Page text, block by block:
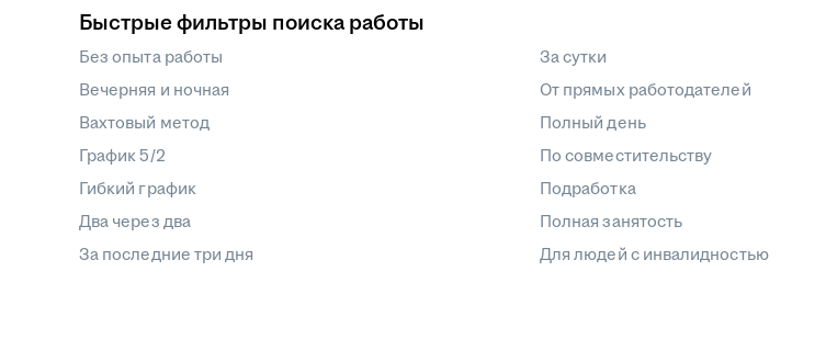
Быстрые фильтры поиска работы
Без опыта работы
Вечерняя и ночная
Вахтовый метод
График 5/2
Гибкий график
Два через два
За последние три дня
За сутки
От прямых работодателей
Полный день
По совместительству
Подработка
Полная занятость
Для людей с инвалидностью